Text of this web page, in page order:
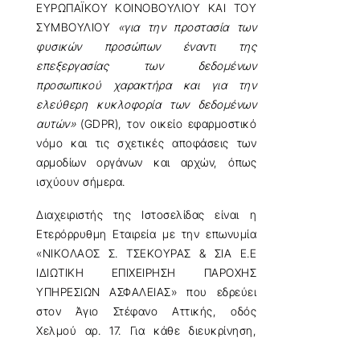
ΕΥΡΩΠΑΪΚΟΥ ΚΟΙΝΟΒΟΥΛΙΟΥ ΚΑΙ ΤΟΥ
ΣΥΜΒΟΥΛΙΟΥ
«για την προστασία των
φυσικών προσώπων έναντι της
επεξεργασίας των δεδομένων
προσωπικού χαρακτήρα και για την
ελεύθερη κυκλοφορία των δεδομένων
αυτών»(GDPR), τον οικείο εφαρμοστικό
νόμο και τις σχετικές αποφάσεις των
αρμοδίων οργάνων και αρχών, όπως
ισχύουν σήμερα.
Διαχειριστής της Ιστοσελίδας είναι η
Ετερόρρυθμη Εταιρεία με την επωνυμία
«ΝΙΚΟΛΑΟΣ Σ. ΤΣΕΚΟΥΡΑΣ & ΣΙΑ Ε.Ε
ΙΔΙΩΤΙΚΗ ΕΠΙΧΕΙΡΗΣΗ ΠΑΡΟΧΗΣ
ΥΠΗΡΕΣΙΩΝ ΑΣΦΑΛΕΙΑΣ» που εδρεύει
στον Άγιο Στέφανο Αττικής, οδός
Χελμού αρ. 17. Για κάθε διευκρίνηση,